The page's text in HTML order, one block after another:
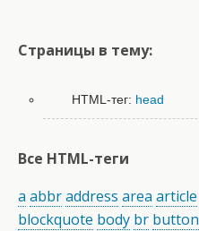
Страницы в тему:
HTML-тег: head
Все HTML-теги
a abbraddress area article
blockquote body br button